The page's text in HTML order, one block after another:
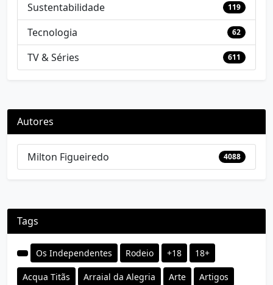
Sustentabilidade 119
Tecnologia 62
TV & Séries 611
Autores
Milton Figueiredo 4088
Tags
Os Independentes Rodeio +18 18+
Acqua Titãs Arraial da Alegria Arte Artigos